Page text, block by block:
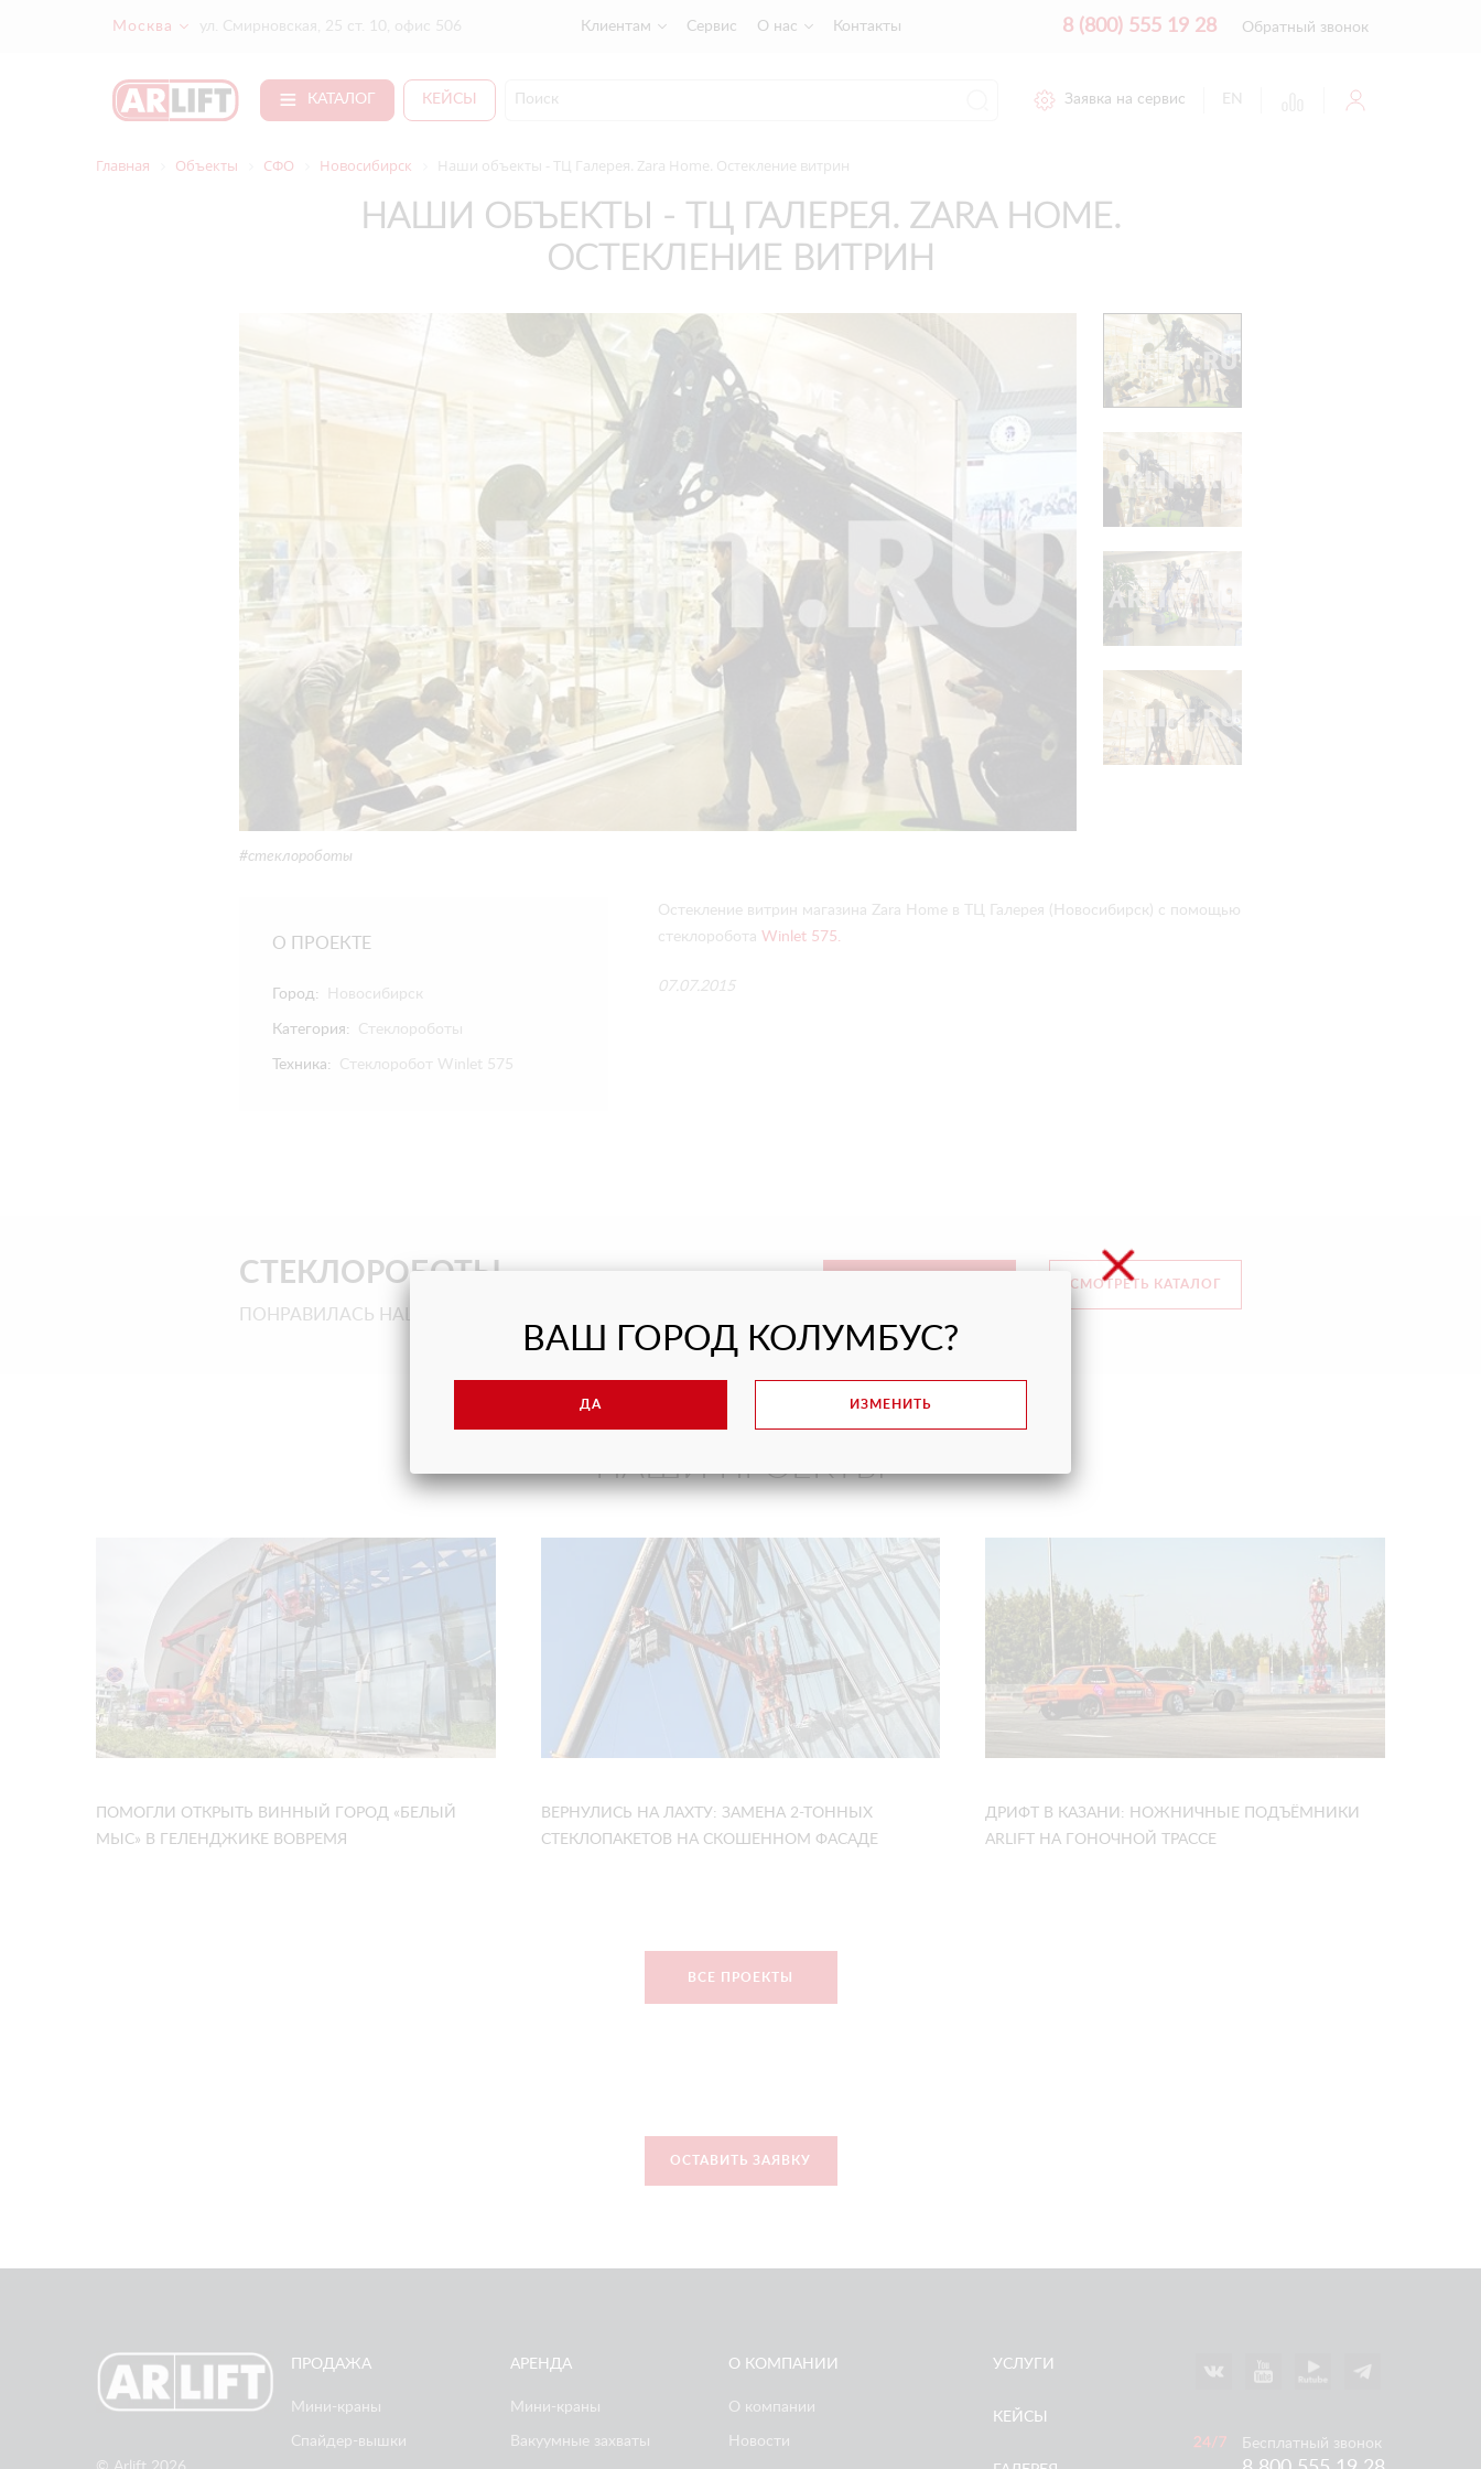
Москва ул. Смирновская, 25 ст. 10, офис 506 Клиентам Сервис О нас Контакты 8 (800) 555 19 28 Обратный звонок
КАТАЛОГ КЕЙСЫ Заявка на сервис EN
Главная Объекты СФО Новосибирск Наши объекты - ТЦ Галерея. Zara Home. Остекление витрин
НАШИ ОБЪЕКТЫ - ТЦ ГАЛЕРЕЯ. ZARA HOME.
ОСТЕКЛЕНИЕ ВИТРИН
#стеклороботы
О ПРОЕКТЕ
Город: Новосибирск
Категория: Стеклороботы
Техника: Стеклоробот Winlet 575
Остекление витрин магазина Zara Home в ТЦ Галерея (Новосибирск) с помощью
стеклоробота Winlet 575.
07.07.2015
СМОТРЕТЬ КАТАЛОГ
СТЕКЛОРОБОТЫ
ПОНРАВИЛАСЬ НАША ТЕХНИКА? СВЯЖИТЕСЬ С НАМИ
НАШИ ПРОЕКТЫ
ПОМОГЛИ ОТКРЫТЬ ВИННЫЙ ГОРОД «БЕЛЫЙ
МЫС» В ГЕЛЕНДЖИКЕ ВОВРЕМЯ
ВЕРНУЛИСЬ НА ЛАХТУ: ЗАМЕНА 2-ТОННЫХ
СТЕКЛОПАКЕТОВ НА СКОШЕННОМ ФАСАДЕ
ДРИФТ В КАЗАНИ: НОЖНИЧНЫЕ ПОДЪЁМНИКИ
ARLIFT НА ГОНОЧНОЙ ТРАССЕ
ВСЕ ПРОЕКТЫ
ОСТАВИТЬ ЗАЯВКУ
ПРОДАЖА
Мини-краны
Спайдер-вышки
АРЕНДА
Мини-краны
Вакуумные захваты
О КОМПАНИИ
О компании
Новости
УСЛУГИ
КЕЙСЫ
Бесплатный звонок
ВАШ ГОРОД КОЛУМБУС?
ДА ИЗМЕНИТЬ